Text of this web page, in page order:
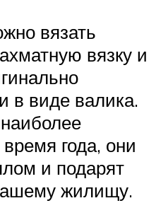
вязать
вязку и
в виде валика.
года, они
и подарят
жилищу.